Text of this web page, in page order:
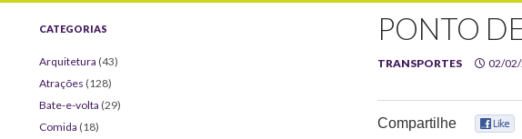
PONTO
TRANSPORTES 02/
Compartilhe
CATEGORIAS
Arquitetura (43)
Atrações (128)
Bate-e-volta (29)
Comida (18)